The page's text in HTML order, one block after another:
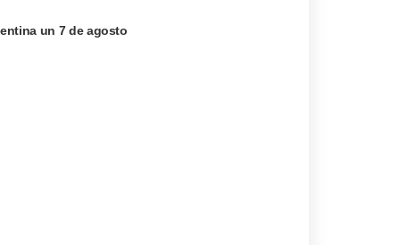
un 7 de agosto